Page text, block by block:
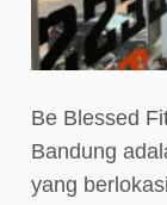
Be Blessed
Bandung
yang